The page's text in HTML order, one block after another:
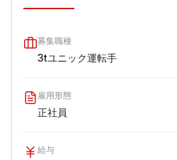
募集職種
雇用形態
正社員
給与